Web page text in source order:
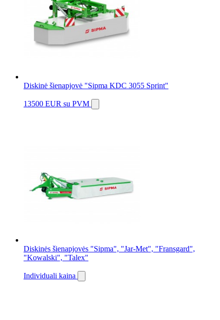
Diskinė šienapjovė "Sipma KDC 3055 Sprint"
13500 EUR su PVM
Diskinės šienapjovės "Sipma", "Jar-Met", "Fransgard",
"Kowalski", "Talex"
Individuali kaina